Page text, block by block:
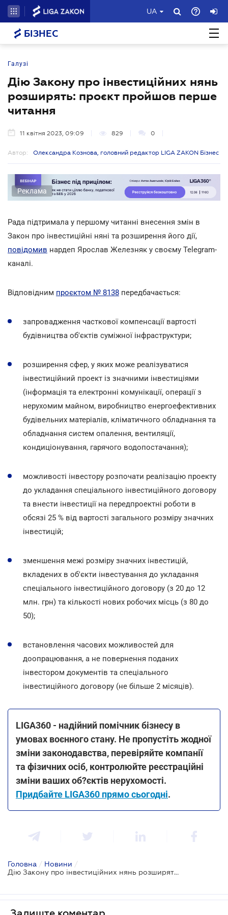
UA
БІЗНЕС
Галузі
Дію Закону про інвестиційних нянь
розширять: проєкт пройшов перше
читання
11 квітня 2023, 09:09 829 0
Автор: Олександра Кознова, головний редактор LIGA ZAKON Бізнес
Реклама
Рада підтримала у першому читанні внесення змін в
Закон про інвестиційні няні та розширення його дії,
повідомив нардеп Ярослав Железняк у своєму Telegram-
каналі.
Відповідним проєктом № 8138 передбачається:
запровадження часткової компенсації вартості
будівництва об'єктів суміжної інфраструктури;
розширення сфер, у яких може реалізуватися
інвестиційний проект із значними інвестиціями
(інформація та електронні комунікації, операції з
нерухомим майном, виробництво енергоефективних
будівельних матеріалів, кліматичного обладнання та
обладнання систем опалення, вентиляції,
кондиціонування, гарячого водопостачання);
можливості інвестору розпочати реалізацію проекту
до укладання спеціального інвестиційного договору
та внести інвестиції на передпроектні роботи в
обсязі 25 % від вартості загального розміру значних
інвестицій;
зменшення межі розміру значних інвестицій,
вкладених в об'єкти інвестування до укладання
спеціального інвестиційного договору (з 20 до 12
млн. грн) та кількості нових робочих місць (з 80 до
50);
встановлення часових можливостей для
доопрацювання, а не повернення поданих
інвестором документів та спеціального
інвестиційного договору (не більше 2 місяців).
LIGA360 - надійний помічник бізнесу в
умовах воєнного стану. Не пропустіть жодної
зміни законодавства, перевіряйте компанії
та фізичних осіб, контролюйте реєстраційні
зміни ваших об?єктів нерухомості.
Придбайте LIGA360 прямо сьогодні.
Головна / Новини /
Дію Закону про інвестиційних нянь розширять: проєкт пройшов перше читання